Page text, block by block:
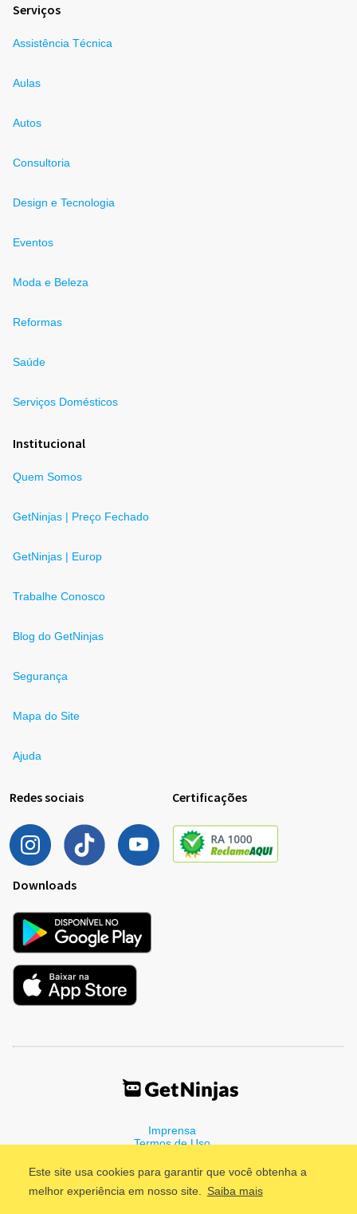
Este site usa cookies para garantir que você obtenha a
melhor experiência em nosso site. Saiba mais
Serviços
Assistência Técnica
Aulas
Autos
Consultoria
Design e Tecnologia
Eventos
Moda e Beleza
Reformas
Saúde
Serviços Domésticos
Institucional
Quem Somos
GetNinjas | Preço Fechado
GetNinjas | Europ
Trabalhe Conosco
Blog do GetNinjas
Segurança
Mapa do Site
Ajuda
Redes sociais Certificações
Downloads
Imprensa
Termos de Uso